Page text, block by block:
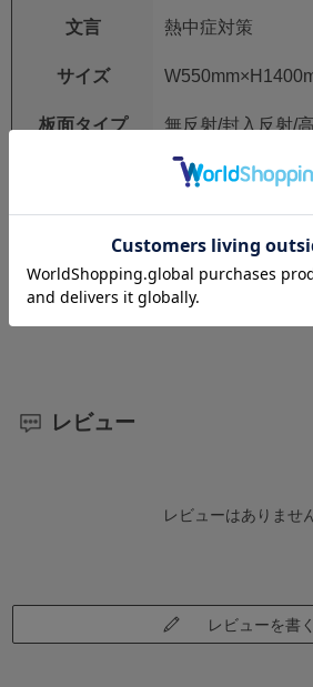
文言 熱中症対策
サイズ
板面タイプ 無反射/封入反射/
自立式鉄枠付き
社名印刷をご希望の方は、ペー
ご」上部の【看板_企業名】欄に
い。
社名印刷不要の場合は空欄で構い
レビュー
レビューはありませ
レビューを書く